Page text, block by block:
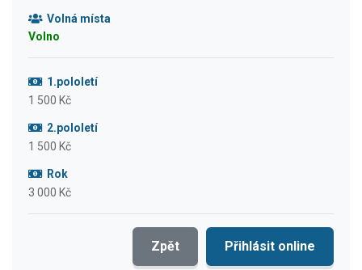
Volná místa
Volno
1.pololetí
1 500 Kč
2.pololetí
1 500 Kč
Rok
3 000 Kč
Přihlásit online
Zpět